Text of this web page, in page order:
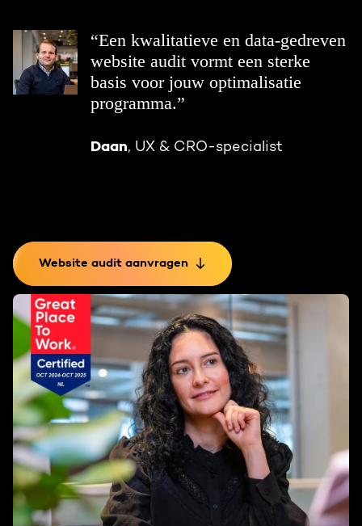
“Een kwalitatieve en data-gedreven
website audit vormt een sterke
basis voor jouw optimalisatie
programma.”
Daan, UX & CRO-specialist
Website audit aanvragen